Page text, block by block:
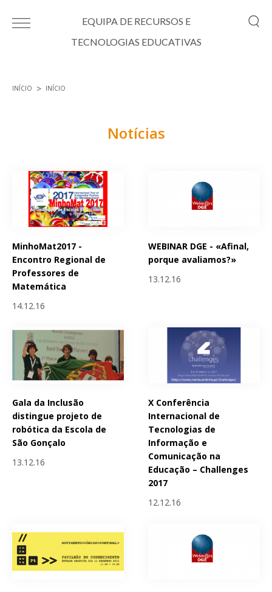
EQUIPA DE RECURSOS E
TECNOLOGIAS EDUCATIVAS
INÍCIO INÍCIO
Notícias
MinhoMat2017 -
Encontro Regional de
Professores de
Matemática
14.12.16
WEBINAR DGE - «Afinal,
porque avaliamos?»
13.12.16
Gala da Inclusão
distingue projeto de
robótica da Escola de
São Gonçalo
13.12.16
X Conferência
Internacional de
Tecnologias de
Informação e
Comunicação na
Educação – Challenges
2017
12.12.16
Páginas